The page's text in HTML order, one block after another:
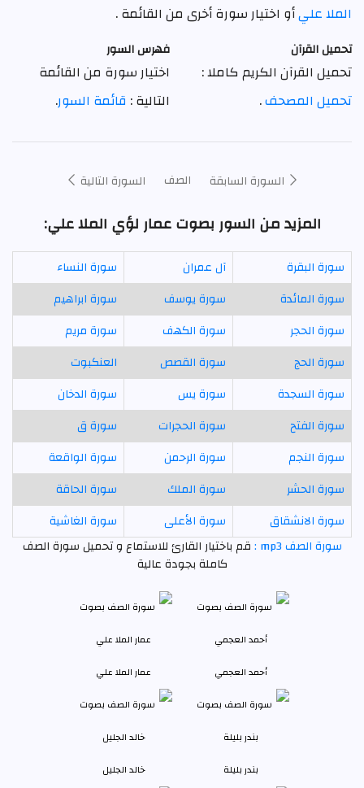
الملا عليأو اختيار سورة أخرى من القائمة .
تحميل القرآن
تحميل القرآن الكريم كاملا :
تحميل المصحف.
فهرس السور
اختيار سورة من القائمة
التالية : قائمة السور.
السورة السابقة الصف السورة التالية
المزيد من السور بصوت عمار لؤي الملا علي:
سورة البقرة آل عمران
سورة النساء
سورة المائدة
سورة يوسف
سورة ابراهيم
سورة الحجر
سورة الكهف
سورة مريم
سورة الحج
سورة القصص
العنكبوت
سورة السجدة
سورة يس
سورة الدخان
سورة الفتح
سورة الحجرات
سورة ق
سورة النجم
سورة الرحمن
سورة الواقعة
سورة الحشر
سورة الملك
سورة الحاقة
سورة الانشقاق
سورة الأعلى
سورة الغاشية
سورة الصف mp3 :
قم باختيار القارئ للاستماع و تحميل سورة الصف
كاملة بجودة عالية
أحمد العجمي عمار الملا علي
بندر بليلة خالد الجليل